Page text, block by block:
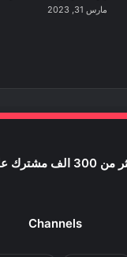
مارس 31, 2023
علي اليوتيوب
Channels